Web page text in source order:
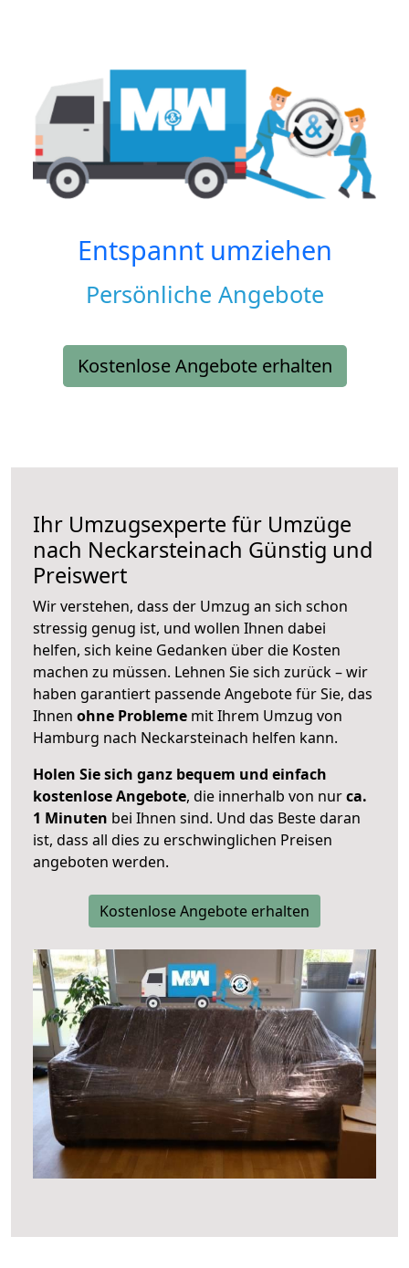
Entspannt umziehen
Persönliche Angebote
Kostenlose Angebote erhalten
Ihr Umzugsexperte für Umzüge
nach Neckarsteinach Günstig und
Preiswert
Wir verstehen, dass der Umzug an sich schon
stressig genug ist, und wollen Ihnen dabei
helfen, sich keine Gedanken über die Kosten
machen zu müssen. Lehnen Sie sich zurück – wir
haben garantiert passende Angebote für Sie, das
Ihnen ohne Probleme mit Ihrem Umzug von
Hamburg nach Neckarsteinach helfen kann.
Holen Sie sich ganz bequem und einfach
kostenlose Angebote, die innerhalb von nurca.
1 Minuten bei Ihnen sind. Und das Beste daran
ist, dass all dies zu erschwinglichen Preisen
angeboten werden.
Kostenlose Angebote erhalten